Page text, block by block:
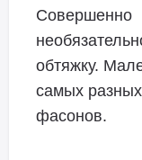
Совершенно
обтяжку.
самых разных
фасонов.